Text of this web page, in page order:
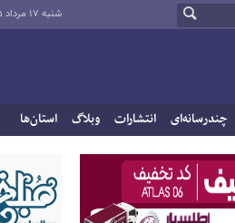
شنبه ۱۷ مرداد ۱۴۰۵
چندرسانه‌ای انتشارات وبلاگ استان‌ها